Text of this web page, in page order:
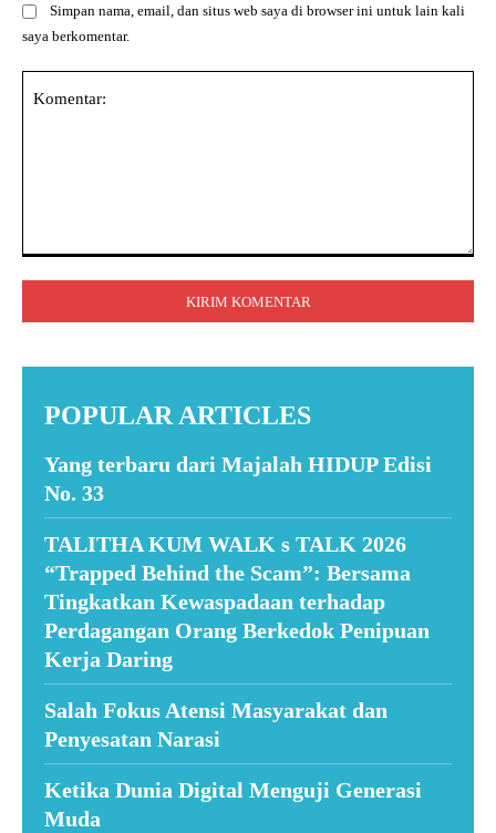
Simpan nama, email, dan situs web saya di browser ini untuk lain kali
saya berkomentar.
POPULAR ARTICLES
Yang terbaru dari Majalah HIDUP Edisi
No. 33
TALITHA KUM WALK s TALK 2026
“Trapped Behind the Scam”: Bersama
Tingkatkan Kewaspadaan terhadap
Perdagangan Orang Berkedok Penipuan
Kerja Daring
Salah Fokus Atensi Masyarakat dan
Penyesatan Narasi
Ketika Dunia Digital Menguji Generasi
Muda